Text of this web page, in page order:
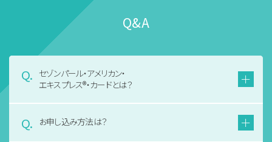
Q&A
セゾンパール・アメリカン・
エキスプレス®・カードとは？
お申し込み方法は？